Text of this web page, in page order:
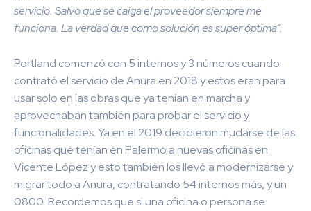
servicio. Salvo que se caiga el proveedor siempre me
funciona. La verdad que como solución es super óptima”.
Portland comenzó con 5 internos y 3 números cuando
contrató el servicio de Anura en 2018 y estos eran para
usar solo en las obras que ya tenían en marcha y
aprovechaban también para probar el servicio y
funcionalidades. Ya en el 2019 decidieron mudarse de las
oficinas que tenían en Palermo a nuevas oficinas en
Vicente López y esto también los llevó a modernizarse y
migrar todo a Anura, contratando 54 internos más, y un
0800. Recordemos que si una oficina o persona se